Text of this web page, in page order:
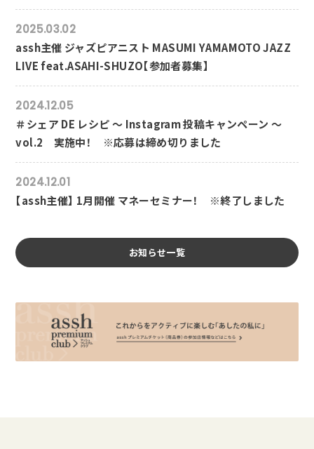
2025.03.02
assh主催 ジャズピアニスト MASUMI YAMAMOTO JAZZ
LIVE feat.ASAHI-SHUZO【参加者募集】
2024.12.05
＃シェア DE レシピ ～ Instagram 投稿キャンペーン ～
vol.2 実施中！ ※応募は締め切りました
2024.12.01
【assh主催】 1月開催 マネーセミナー！ ※終了しました
お知らせ一覧